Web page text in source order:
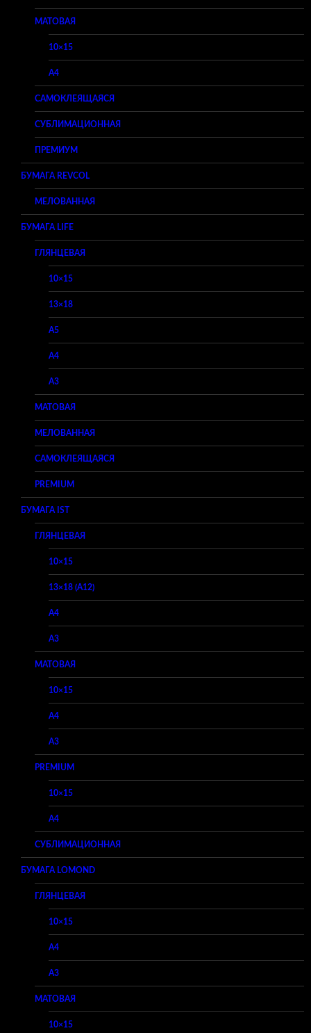
МАТОВАЯ
10×15
A4
САМОКЛЕЯЩАЯСЯ
СУБЛИМАЦИОННАЯ
ПРЕМИУМ
БУМАГА REVCOL
МЕЛОВАННАЯ
БУМАГА LIFE
ГЛЯНЦЕВАЯ
10×15
13×18
A5
A4
A3
МАТОВАЯ
МЕЛОВАННАЯ
САМОКЛЕЯЩАЯСЯ
PREMIUM
БУМАГА IST
ГЛЯНЦЕВАЯ
10×15
13×18 (A12)
A4
A3
МАТОВАЯ
10×15
A4
A3
PREMIUM
10×15
A4
СУБЛИМАЦИОННАЯ
БУМАГА LOMOND
ГЛЯНЦЕВАЯ
10×15
A4
A3
МАТОВАЯ
10×15